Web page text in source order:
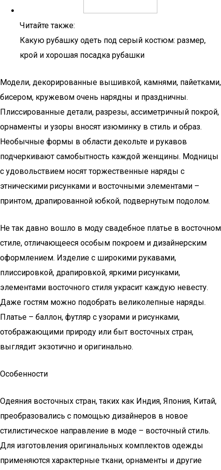
Читайте также:
Какую рубашку одеть под серый костюм: размер,
крой и хорошая посадка рубашки
Модели, декорированные вышивкой, камнями, пайетками,
бисером, кружевом очень нарядны и праздничны.
Плиссированные детали, разрезы, ассиметричный покрой,
орнаменты и узоры вносят изюминку в стиль и образ.
Необычные формы в области декольте и рукавов
подчеркивают самобытность каждой женщины. Модницы
с удовольствием носят торжественные наряды с
этническими рисунками и восточными элементами –
принтом, драпированной юбкой, подвернутым подолом.
Не так давно вошло в моду свадебное платье в восточном
стиле, отличающееся особым покроем и дизайнерским
оформлением. Изделие с широкими рукавами,
плиссировкой, драпировкой, яркими рисунками,
элементами восточного стиля украсит каждую невесту.
Даже гостям можно подобрать великолепные наряды.
Платье – баллон, футляр с узорами и рисунками,
отображающими природу или быт восточных стран,
выглядит экзотично и оригинально.
Особенности
Одеяния восточных стран, таких как Индия, Япония, Китай,
преобразовались с помощью дизайнеров в новое
стилистическое направление в моде – восточный стиль.
Для изготовления оригинальных комплектов одежды
применяются характерные ткани, орнаменты и другие